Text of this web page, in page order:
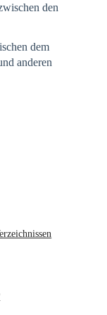
den
dem
anderen